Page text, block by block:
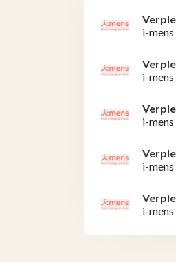
i-mens
i-mens
i-mens
i-mens
i-mens